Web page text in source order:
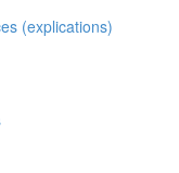
(explications)